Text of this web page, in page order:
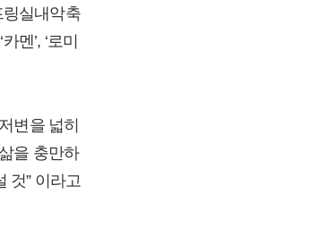
링실내악축
멘’, ‘로미
변을 넓히
을 충만하
것” 이라고